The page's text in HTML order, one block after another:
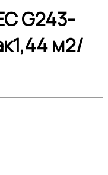
G243-
м2/